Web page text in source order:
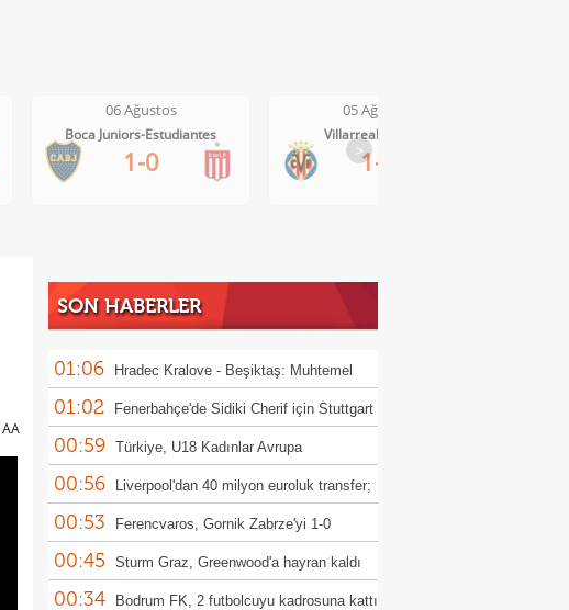
06 Ağustos
Boca Juniors-Estudiantes
1-0
05 Ağustos
Villarreal-Levante
1-0
>
AA
SON HABERLER
01:06 Hradec Kralove - Beşiktaş: Muhtemel
11'ler
01:02 Fenerbahçe'de Sidiki Cherif için Stuttgart
iddiası!
00:59 Türkiye, U18 Kadınlar Avrupa
Şampiyonası'nda Sırbistan'a 70-67 yenildi
00:56 Liverpool'dan 40 milyon euroluk transfer;
Victor Munoz
00:53 Ferencvaros, Gornik Zabrze'yi 1-0
mağlup etti
00:45 Sturm Graz, Greenwood'a hayran kaldı
00:34 Bodrum FK, 2 futbolcuyu kadrosuna kattı